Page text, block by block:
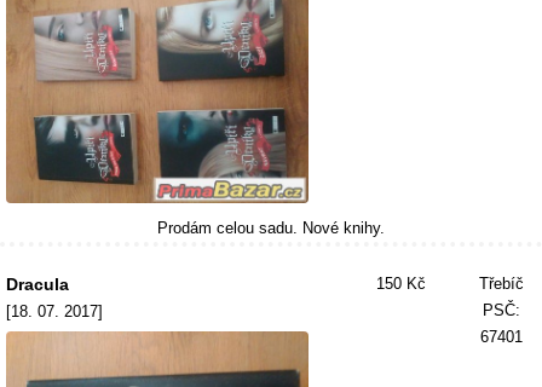
Prodám celou sadu. Nové knihy.
Dracula
[18. 07. 2017]
150 Kč
Třebíč
PSČ:
67401